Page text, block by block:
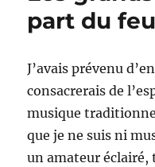
part du feu
J’avais prévenu
consacrerais de
musique
que je ne suis ni
un amateur éclairé,